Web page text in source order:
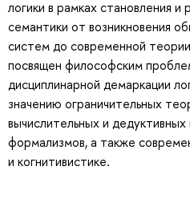
логики в рамках становления и
семантики от возникновения
систем до современной
посвящен философским
дисциплинарной демаркации
значению ограничительных
вычислительных и
формализмов, а также
и когнитивистике.